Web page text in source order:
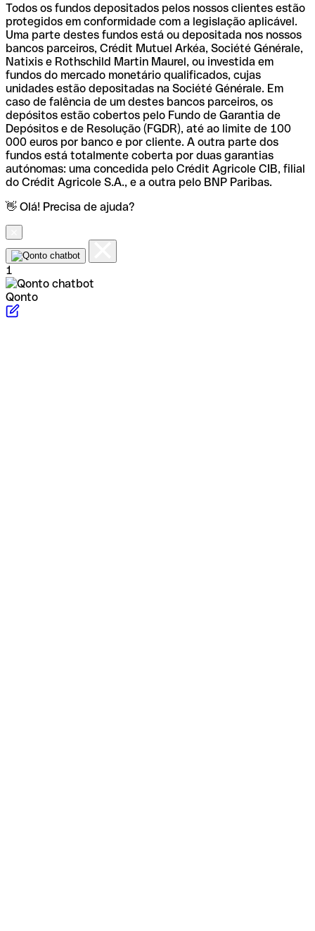
Todos os fundos depositados pelos nossos clientes estão
protegidos em conformidade com a legislação aplicável.
Uma parte destes fundos está ou depositada nos nossos
bancos parceiros, Crédit Mutuel Arkéa, Société Générale,
Natixis e Rothschild Martin Maurel, ou investida em
fundos do mercado monetário qualificados, cujas
unidades estão depositadas na Société Générale. Em
caso de falência de um destes bancos parceiros, os
depósitos estão cobertos pelo Fundo de Garantia de
Depósitos e de Resolução (FGDR), até ao limite de 100
000 euros por banco e por cliente. A outra parte dos
fundos está totalmente coberta por duas garantias
autónomas: uma concedida pelo Crédit Agricole CIB, filial
do Crédit Agricole S.A., e a outra pelo BNP Paribas.
👋 Olá! Precisa de ajuda?
1
Qonto